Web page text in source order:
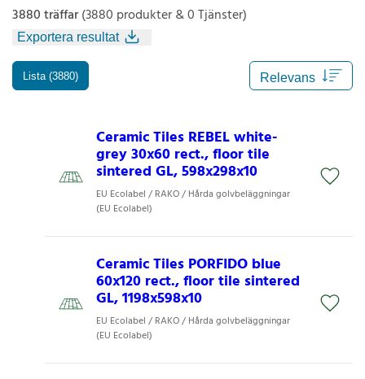
3880 träffar(3880 produkter & 0 Tjänster)
Exportera resultat
Lista (3880)
Ceramic Tiles REBEL white-
grey 30x60 rect., floor tile
sintered GL, 598x298x10
EU Ecolabel / RAKO / Hårda golvbeläggningar
(EU Ecolabel)
Ceramic Tiles PORFIDO blue
60x120 rect., floor tile sintered
GL, 1198x598x10
EU Ecolabel / RAKO / Hårda golvbeläggningar
(EU Ecolabel)